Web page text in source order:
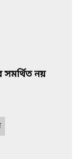
সমর্থিত নয়